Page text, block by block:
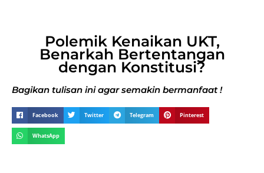
Polemik Kenaikan UKT,
Benarkah Bertentangan
dengan Konstitusi?
Bagikan tulisan ini agar semakin bermanfaat !
Facebook Twitter Telegram Pinterest
WhatsApp